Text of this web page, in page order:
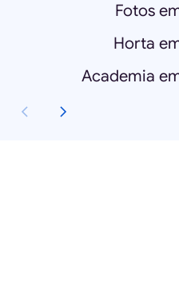
Fotos
Horta
Academia